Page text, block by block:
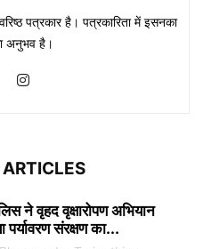
पत्रकार है। पत्रकारिता में इसनका
अनुभव है।
ने वृहद वृक्षारोपण अभियान
पर्यावरण संरक्षण का...